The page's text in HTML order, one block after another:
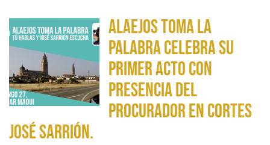
ALAEJOS TOMA LA
PALABRA CELEBRA SU
PRIMER ACTO CON
PRESENCIA DEL
PROCURADOR EN CORTES
JOSÉ SARRIÓN.